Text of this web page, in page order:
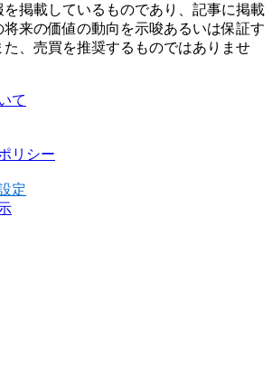
掲載しているものであり、記事に掲載
将来の価値の動向を示唆あるいは保証す
た、売買を推奨するものではありませ
て
リシー
定